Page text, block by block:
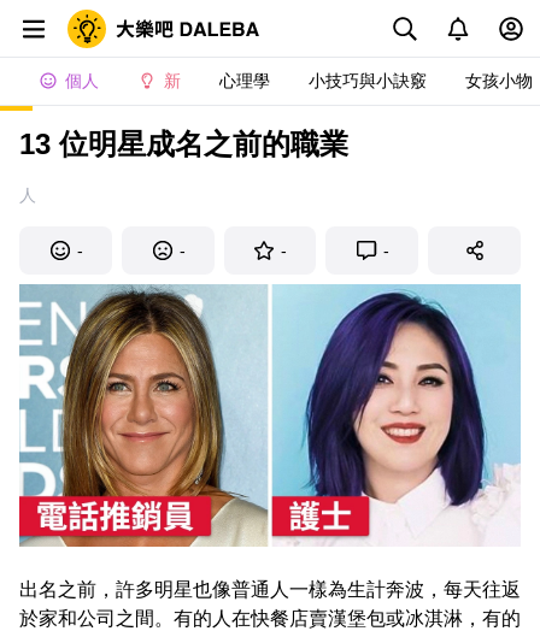
個人 新 心理學 小技巧與小訣竅 女孩小物
13 位明星成名之前的職業
人
- - - -
出名之前，許多明星也像普通人一樣為生計奔波，每天往返
於家和公司之間。有的人在快餐店賣漢堡包或冰淇淋，有的